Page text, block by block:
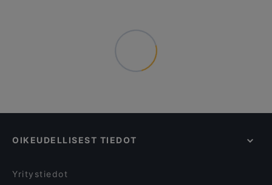
OIKEUDELLISEST TIEDOT
Yritystiedot